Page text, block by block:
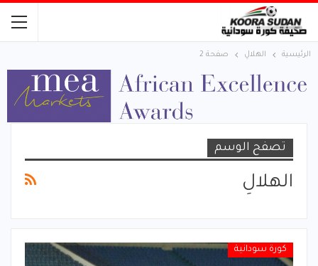
الرئيسية الهلالِ صفحة 2
تصفح الوسم
الهلالِ
كورة سودانية